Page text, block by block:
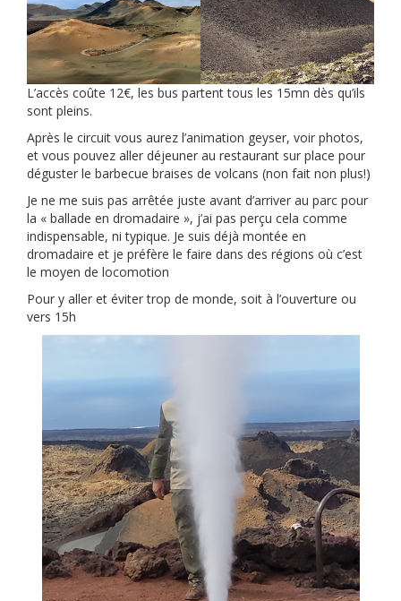
L’accès coûte 12€, les bus partent tous les 15mn dès qu’ils
sont pleins.
Après le circuit vous aurez l’animation geyser, voir photos,
et vous pouvez aller déjeuner au restaurant sur place pour
déguster le barbecue braises de volcans (non fait non plus!)
Je ne me suis pas arrêtée juste avant d’arriver au parc pour
la « ballade en dromadaire », j’ai pas perçu cela comme
indispensable, ni typique. Je suis déjà montée en
dromadaire et je préfère le faire dans des régions où c’est
le moyen de locomotion
Pour y aller et éviter trop de monde, soit à l’ouverture ou
vers 15h